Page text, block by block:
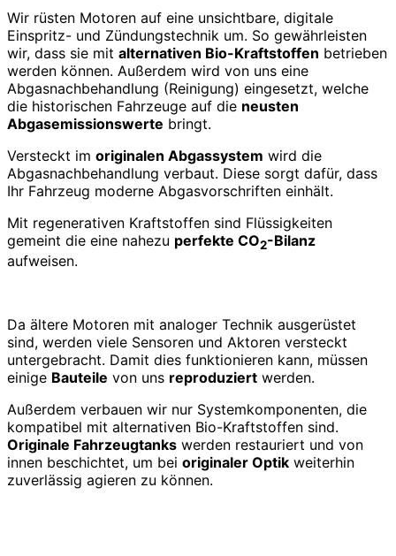
Wir rüsten Motoren auf eine unsichtbare, digitale
Einspritz- und Zündungstechnik um. So gewährleisten
wir, dass sie mit alternativen Bio-Kraftstoffen betrieben
werden können. Außerdem wird von uns eine
Abgasnachbehandlung (Reinigung) eingesetzt, welche
die historischen Fahrzeuge auf die neusten
Abgasemissionswerte bringt.
Versteckt im originalen Abgassystem wird die
Abgasnachbehandlung verbaut. Diese sorgt dafür, dass
Ihr Fahrzeug moderne Abgasvorschriften einhält.
Mit regenerativen Kraftstoffen sind Flüssigkeiten
gemeint die eine nahezu perfekte CO2-Bilanz
aufweisen.
Da ältere Motoren mit analoger Technik ausgerüstet
sind, werden viele Sensoren und Aktoren versteckt
untergebracht. Damit dies funktionieren kann, müssen
einige Bauteile von uns reproduziert werden.
Außerdem verbauen wir nur Systemkomponenten, die
kompatibel mit alternativen Bio-Kraftstoffen sind.
Originale Fahrzeugtanks werden restauriert und von
innen beschichtet, um bei originaler Optik weiterhin
zuverlässig agieren zu können.